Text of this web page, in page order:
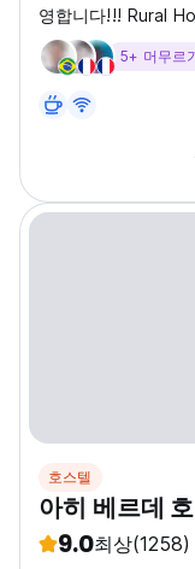
영합니다!!! Rural
5+ 머무르
호스텔
아히 베르데
9.0최상(1258)